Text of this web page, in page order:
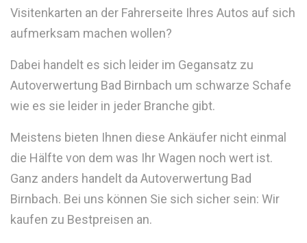
Visitenkarten an der Fahrerseite Ihres Autos auf sich
aufmerksam machen wollen?
Dabei handelt es sich leider im Gegansatz zu
Autoverwertung Bad Birnbach um schwarze Schafe
wie es sie leider in jeder Branche gibt.
Meistens bieten Ihnen diese Ankäufer nicht einmal
die Hälfte von dem was Ihr Wagen noch wert ist.
Ganz anders handelt da Autoverwertung Bad
Birnbach. Bei uns können Sie sich sicher sein: Wir
kaufen zu Bestpreisen an.